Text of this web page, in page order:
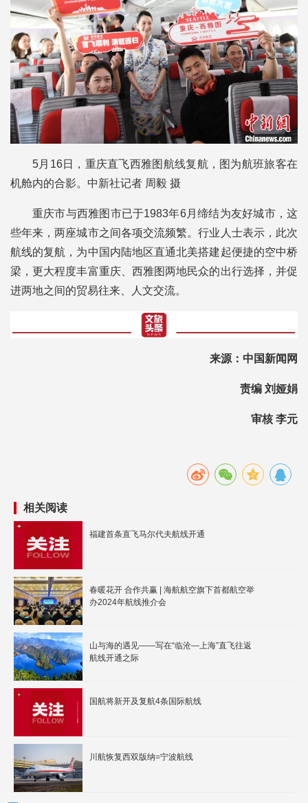
5月16日，重庆直飞西雅图航线复航，图为航班旅客在
机舱内的合影。中新社记者 周毅 摄
重庆市与西雅图市已于1983年6月缔结为友好城市，这
些年来，两座城市之间各项交流频繁。行业人士表示，此次
航线的复航，为中国内陆地区直通北美搭建起便捷的空中桥
梁，更大程度丰富重庆、西雅图两地民众的出行选择，并促
进两地之间的贸易往来、人文交流。
来源：中国新闻网
责编 刘娅娟
审核 李元
相关阅读
福建首条直飞马尔代夫航线开通
春暖花开 合作共赢 | 海航航空旗下首都航空举
办2024年航线推介会
山与海的遇见——写在“临沧—上海”直飞往返
航线开通之际
国航将新开及复航4条国际航线
川航恢复西双版纳=宁波航线